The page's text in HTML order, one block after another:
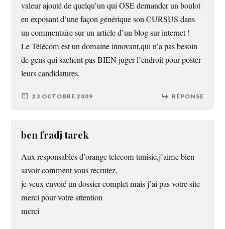
valeur ajouté de quelqu’un qui OSE demander un boulot
en exposant d’une façon générique son CURSUS dans
un commentaire sur un article d’un blog sur internet !
Le Télécom est un domaine innovant,qui n’a pas besoin
de gens qui sachent pas BIEN juger l’endroit pour poster
leurs candidatures.
23 OCTOBRE 2009 RÉPONSE
ben fradj tarek
Aux responsables d’orange telecom tunisie,j’aime bien
savoir comment vous recrutez,
je veux envoié un dossier complet mais j’ai pas votre site
merci pour votre attention
merci